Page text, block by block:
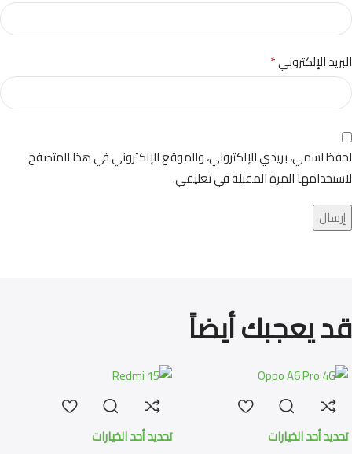
البريد الإلكتروني*
احفظ اسمي، بريدي الإلكتروني، والموقع الإلكتروني في هذا المتصفح
لاستخدامها المرة المقبلة في تعليقي.
قد يعجبك أيضاً
تحديد أحد الخيارات تحديد أحد الخيارات